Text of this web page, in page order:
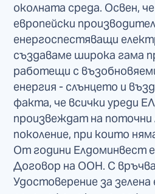
околната среда. Освен,
европейски
енергоспестяващи
създаваме широка гама
работещи с
енергия - слънцето и
факта, че всички уреди
произвеждат на поточни
поколение, при които
От години Елдоминвест е
Договор на ООН. С
Удостоверение за зелена